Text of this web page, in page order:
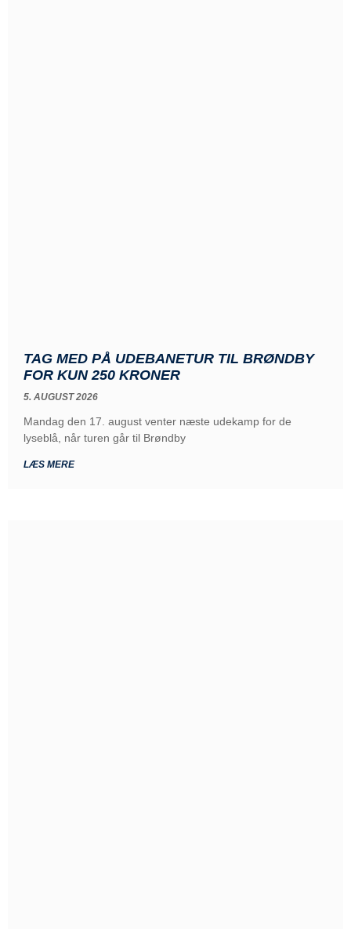
TAG MED PÅ UDEBANETUR TIL BRØNDBY
FOR KUN 250 KRONER
5. AUGUST 2026
Mandag den 17. august venter næste udekamp for de
lyseblå, når turen går til Brøndby
LÆS MERE